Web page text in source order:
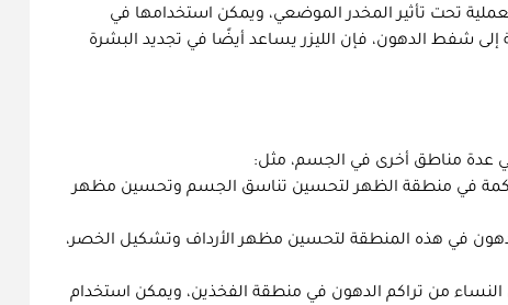
تحت تأثير المخدر الموضعي، ويمكن استخدامها في
إلى شفط الدهون، فإن الليزر يساعد أيضًا في تجديد البشرة
عدة مناطق أخرى في الجسم، مثل:
في منطقة الظهر لتحسين تناسق الجسم وتحسين مظهر
في هذه المنطقة لتحسين مظهر الأرداف وتشكيل الخصر،
من تراكم الدهون في منطقة الفخذين، ويمكن استخدام